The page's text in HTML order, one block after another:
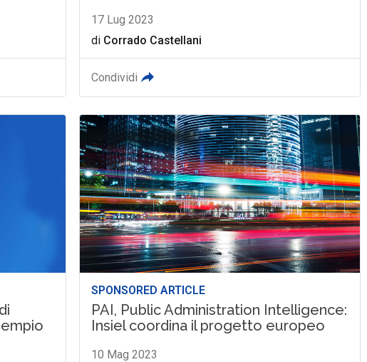
17 Lug 2023
di Corrado Castellani
Condividi
SPONSORED ARTICLE
PAI, Public Administration Intelligence:
Insiel coordina il progetto europeo
10 Mag 2023